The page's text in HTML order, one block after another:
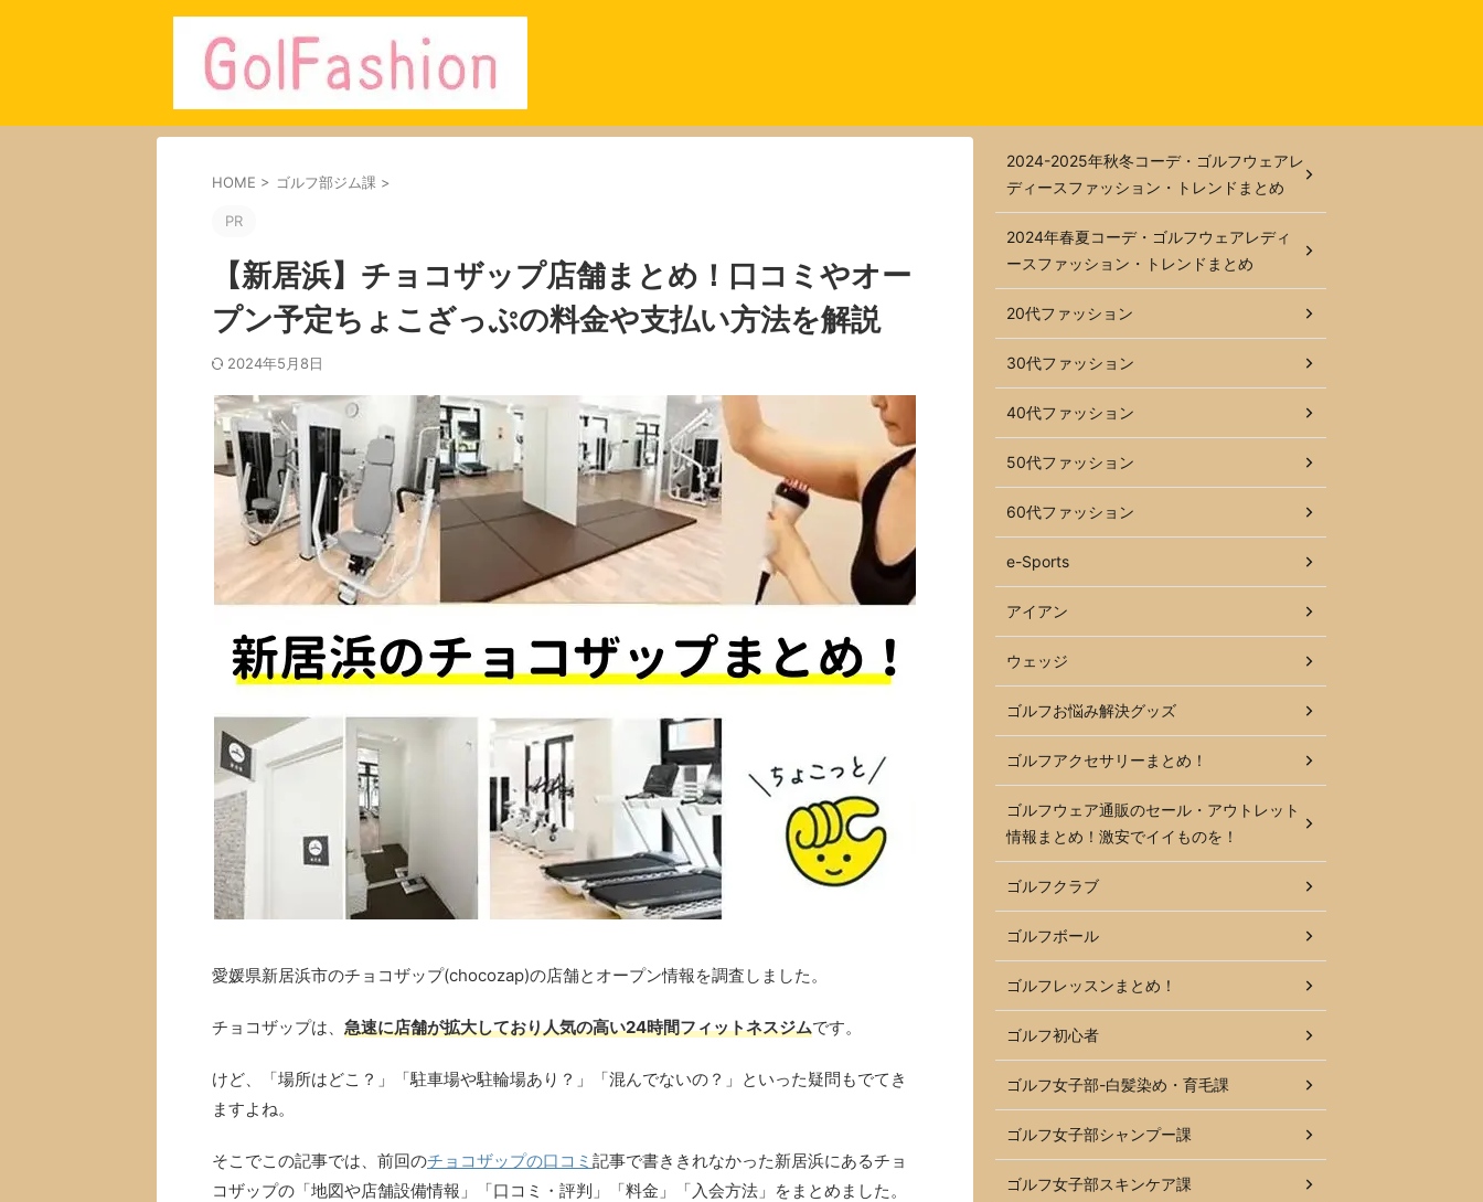
HOME > ゴルフ部ジム課 >
PR
【新居浜】チョコザップ店舗まとめ！口コミやオー
プン予定ちょこざっぷの料金や支払い方法を解説
2024年5月8日
愛媛県新居浜市のチョコザップ(chocozap)の店舗とオープン情報を調査しました。
チョコザップは、 急速に店舗が拡大しており人気の高い24時間フィットネスジムです。
けど、「場所はどこ？」「駐車場や駐輪場あり？」「混んでないの？」といった疑問もでてき
ますよね。
そこでこの記事では、前回のチョコザップの口コミ 記事で書ききれなかった新居浜にあるチョ
コザップの「地図や店舗設備情報」「口コミ・評判」「料金」「入会方法」をまとめました。
2024-2025年秋冬コーデ・ゴルフウェアレ
ディースファッション・トレンドまとめ
2024年春夏コーデ・ゴルフウェアレディ
ースファッション・トレンドまとめ
20代ファッション
30代ファッション
40代ファッション
50代ファッション
60代ファッション
e-Sports
アイアン
ウェッジ
ゴルフお悩み解決グッズ
ゴルフアクセサリーまとめ！
ゴルフウェア通販のセール・アウトレット
情報まとめ！激安でイイものを！
ゴルフクラブ
ゴルフボール
ゴルフレッスンまとめ！
ゴルフ初心者
ゴルフ女子部-白髪染め・育毛課
ゴルフ女子部シャンプー課
ゴルフ女子部スキンケア課